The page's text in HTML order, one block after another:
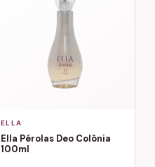
ELLA
Ella Pérolas Deo Colônia
100ml